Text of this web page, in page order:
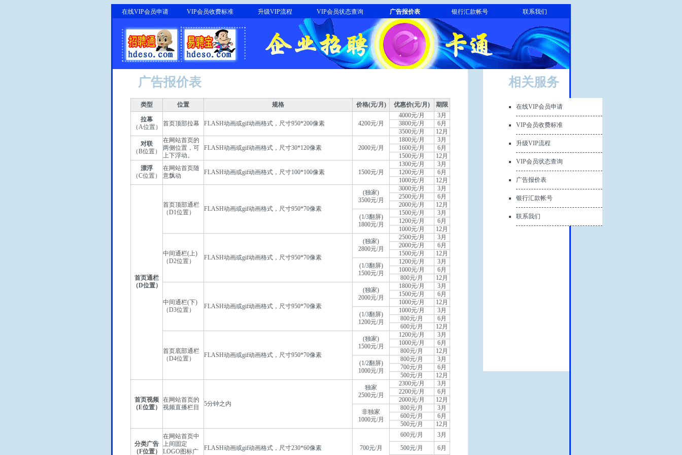
在线VIP会员申请 VIP会员收费标准 升级VIP流程 VIP会员状态查询 广告报价表 银行汇款帐号 联系我们
广告报价表
类型 位置 规格 价格(元/月) 优惠价(元/月) 期限
拉幕
（A位置）
首页顶部拉幕 FLASH动画或gif动画格式，尺寸950*200像素 4200元/月
4000元/月
3月
3800元/月
6月
3500元/月
12月
对联
（B位置）
在网站首页的
两侧位置，可
上下浮动。
FLASH动画或gif动画格式，尺寸30*120像素 2000元/月
1800元/月
3月
1600元/月
6月
1500元/月
12月
漂浮
（C位置）
在网站首页随
意飘动
FLASH动画或gif动画格式，尺寸100*100像素 1500元/月
1300元/月
3月
1200元/月
6月
1000元/月
12月
首页通栏
（D位置）
首页顶部通栏
（D1位置）
FLASH动画或gif动画格式，尺寸950*70像素
(独家)
3500元/月
3000元/月
3月
2500元/月
6月
2000元/月
12月
(1/3翻屏)
1800元/月
1500元/月
3月
1200元/月
6月
1000元/月
12月
中间通栏(上)
（D2位置）
FLASH动画或gif动画格式，尺寸950*70像素
(独家)
2800元/月
2500元/月
3月
2000元/月
6月
1500元/月
12月
(1/3翻屏)
1500元/月
1200元/月
3月
1000元/月
6月
800元/月
12月
中间通栏(下)
（D3位置）
FLASH动画或gif动画格式，尺寸950*70像素
(独家)
2000元/月
1800元/月
3月
1500元/月
6月
1000元/月
12月
(1/3翻屏)
1200元/月
1000元/月
3月
800元/月
6月
600元/月
12月
首页底部通栏
（D4位置）
FLASH动画或gif动画格式，尺寸950*70像素
(独家)
1500元/月
1200元/月
3月
1000元/月
6月
800元/月
12月
(1/2翻屏)
1000元/月
800元/月
3月
700元/月
6月
500元/月
12月
首页视频
（E位置）
在网站首页的
视频直播栏目
5分钟之内
独家
2500元/月
2300元/月
3月
2200元/月
6月
2000元/月
12月
非独家
1000元/月
800元/月
3月
600元/月
6月
500元/月
12月
分类广告
（F位置）
在网站首页中
上间固定
LOGO图标广
FLASH动画或gif动画格式，尺寸230*60像素 700元/月
600元/月
3月
500元/月
6月
相关服务
在线VIP会员申请
VIP会员收费标准
升级VIP流程
VIP会员状态查询
广告报价表
银行汇款帐号
联系我们